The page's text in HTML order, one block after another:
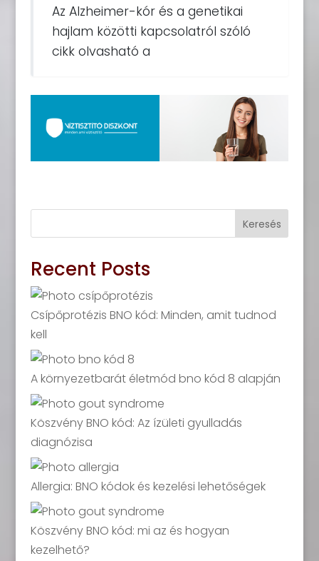
Az Alzheimer-kór és a genetikai
hajlam közötti kapcsolatról szóló
cikk olvasható a
Keresés
Recent Posts
Csípőprotézis BNO kód: Minden, amit tudnod
kell
A környezetbarát életmód bno kód 8 alapján
Köszvény BNO kód: Az ízületi gyulladás
diagnózisa
Allergia: BNO kódok és kezelési lehetőségek
Köszvény BNO kód: mi az és hogyan
kezelhető?